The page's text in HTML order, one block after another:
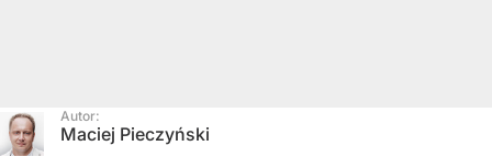
Autor:
Maciej Pieczyński